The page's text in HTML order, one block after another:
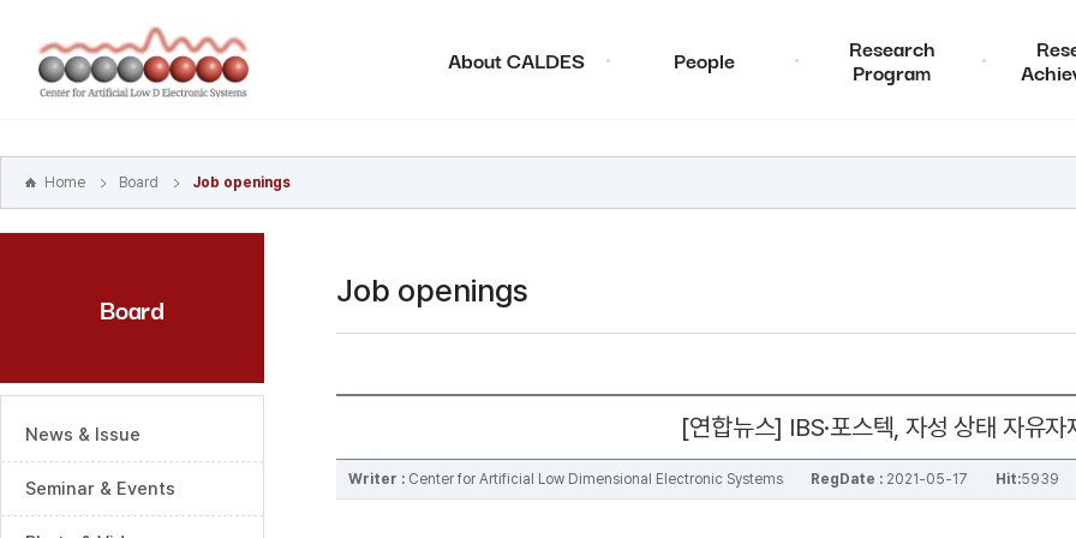
바로가기
주메뉴
바로가기
About CALDES People Research
Program
Home Board Job openings
Board
News & Issue
Seminar & Events
Job openings
[연합뉴스] IBS·포스텍, 자성 상태 자유
Writer : Center for Artificial Low Dimensional Electronic Systems RegDate : 2021-05-17 Hit:5939